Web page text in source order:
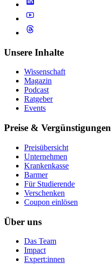
Unsere Inhalte
Wissenschaft
Magazin
Podcast
Ratgeber
Events
Preise & Vergünstigungen
Preisübersicht
Unternehmen
Krankenkasse
Barmer
Für Studierende
Ver­schen­ken
Coupon einlösen
Über uns
Das Team
Impact
Expert:innen